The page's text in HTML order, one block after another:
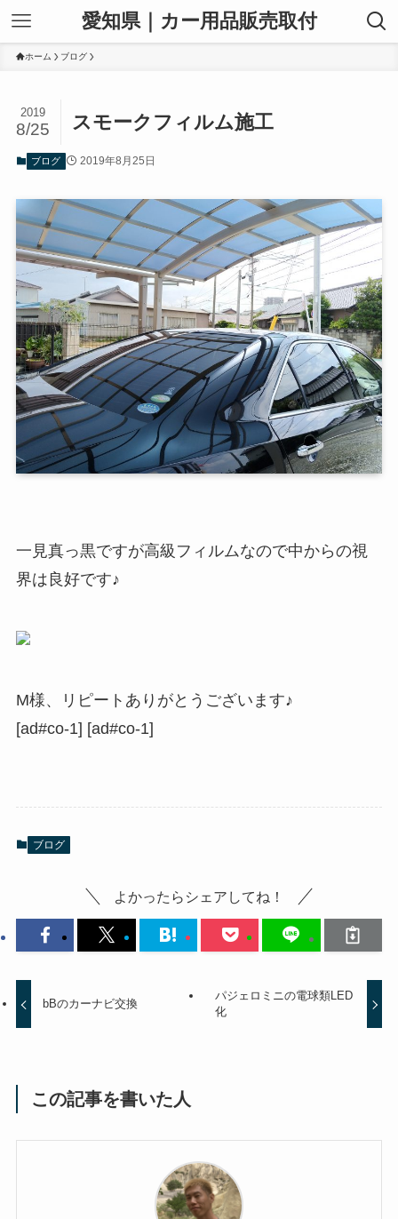
愛知県｜カー用品販売取付
ホーム ブログ
スモークフィルム施工
2019
8/25
ブログ 2019年8月25日
一見真っ黒ですが高級フィルムなので中からの視
界は良好です♪
M様、リピートありがとうございます♪
[ad#co-1] [ad#co-1]
ブログ
よかったらシェアしてね！
bBのカーナビ交換
パジェロミニの電球類LED
化
この記事を書いた人